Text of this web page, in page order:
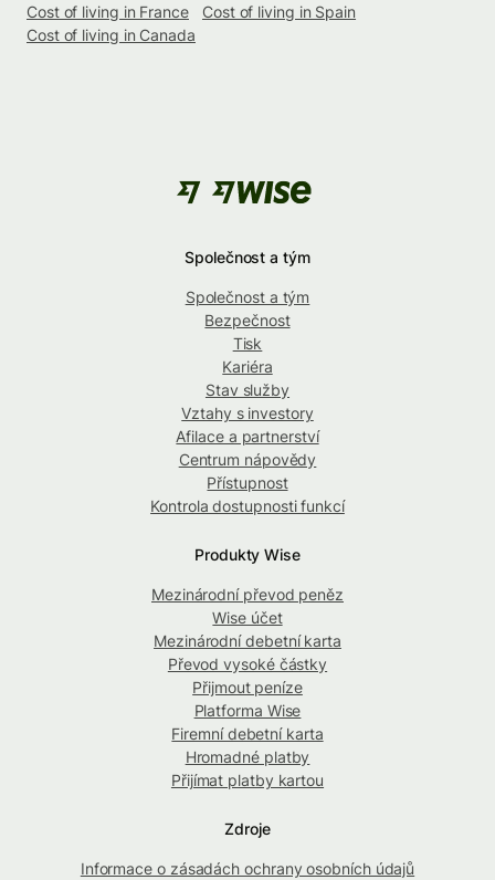
Cost of living in France
Cost of living in Spain
Cost of living in Canada
Společnost a tým
Společnost a tým
Bezpečnost
Tisk
Kariéra
Stav služby
Vztahy s investory
Afilace a partnerství
Centrum nápovědy
Přístupnost
Kontrola dostupnosti funkcí
Produkty Wise
Mezinárodní převod peněz
Wise účet
Mezinárodní debetní karta
Převod vysoké částky
Přijmout peníze
Platforma Wise
Firemní debetní karta
Hromadné platby
Přijímat platby kartou
Zdroje
Informace o zásadách ochrany osobních údajů